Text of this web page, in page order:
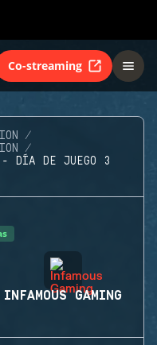
Co-streaming
- DÍA DE JUEGO 3
INFAMOUS GAMING